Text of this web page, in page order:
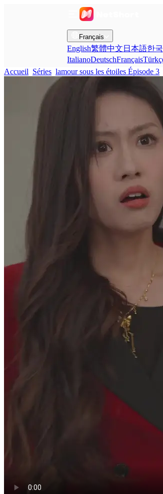
Français
English繁體中文 日本語한
ItalianoDeutschFrançais
Accueil Séries lamour sous les étoiles Épisode 3